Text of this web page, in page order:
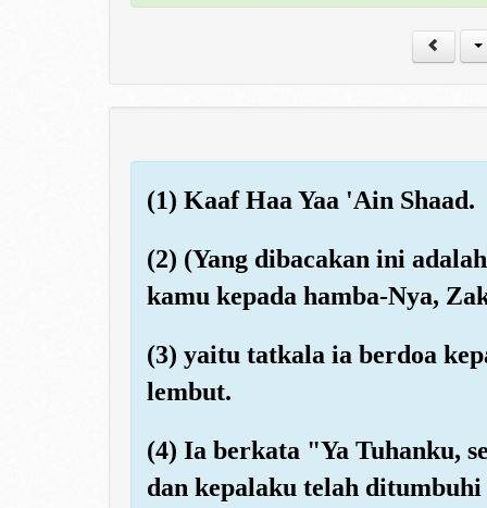
(1) Kaaf Haa Yaa 'Ain Shaad.
(2) (Yang dibacakan ini
kamu kepada hamba-Nya,
(3) yaitu tatkala ia berdoa
lembut.
(4) Ia berkata "Ya Tuhanku,
dan kepalaku telah